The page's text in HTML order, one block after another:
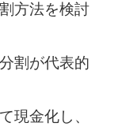
方法を検討
割が代表的
現金化し、